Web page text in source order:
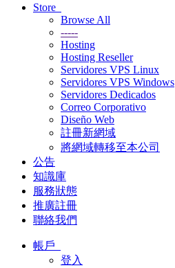
Store
Browse All
-----
Hosting
Hosting Reseller
Servidores VPS Linux
Servidores VPS Windows
Servidores Dedicados
Correo Corporativo
Diseño Web
註冊新網域
將網域轉移至本公司
公告
知識庫
服務狀態
推廣註冊
聯絡我們
帳戶
登入